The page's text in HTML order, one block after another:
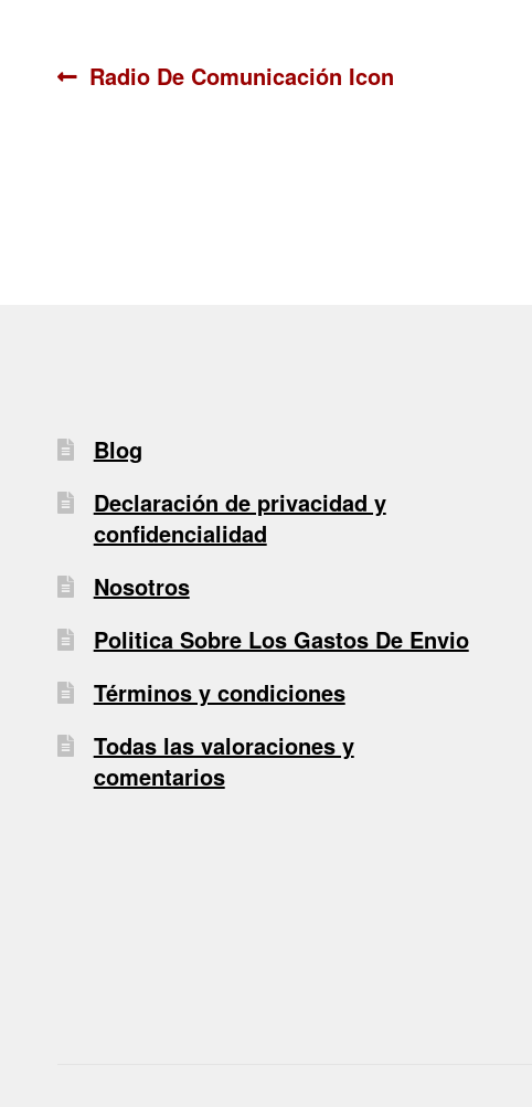
Navegación
Anterior:
Radio De Comunicación Icon
Blog
Declaración de privacidad y
confidencialidad
Nosotros
Politica Sobre Los Gastos De Envio
Términos y condiciones
Todas las valoraciones y
comentarios